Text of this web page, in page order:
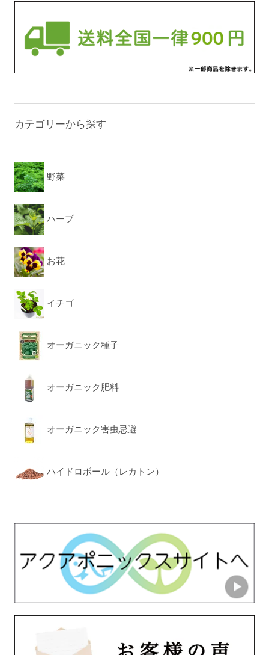
カテゴリーから探す
野菜
ハーブ
お花
イチゴ
オーガニック種子
オーガニック肥料
オーガニック害虫忌避
ハイドロボール（レカトン）